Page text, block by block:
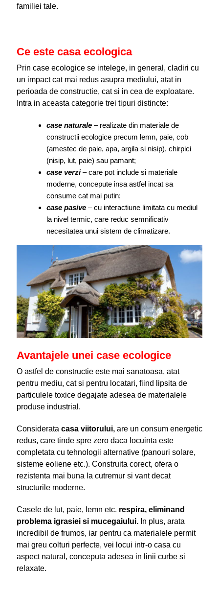
familiei tale.
Ce este casa ecologica
Prin case ecologice se intelege, in general, cladiri cu
un impact cat mai redus asupra mediului, atat in
perioada de constructie, cat si in cea de exploatare.
Intra in aceasta categorie trei tipuri distincte:
case naturale– realizate din materiale de
constructii ecologice precum lemn, paie, cob
(amestec de paie, apa, argila si nisip), chirpici
(nisip, lut, paie) sau pamant;
case verzi – care pot include si materiale
moderne, concepute insa astfel incat sa
consume cat mai putin;
case pasive – cu interactiune limitata cu mediul
la nivel termic, care reduc semnificativ
necesitatea unui sistem de climatizare.
Avantajele unei case ecologice
O astfel de constructie este mai sanatoasa, atat
pentru mediu, cat si pentru locatari, fiind lipsita de
particulele toxice degajate adesea de materialele
produse industrial.
Considerata casa viitorului,are un consum energetic
redus, care tinde spre zero daca locuinta este
completata cu tehnologii alternative (panouri solare,
sisteme eoliene etc.). Construita corect, ofera o
rezistenta mai buna la cutremur si vant decat
structurile moderne.
Casele de lut, paie, lemn etc. respira, eliminand
problema igrasiei si mucegaiului.In plus, arata
incredibil de frumos, iar pentru ca materialele permit
mai greu colturi perfecte, vei locui intr-o casa cu
aspect natural, conceputa adesea in linii curbe si
relaxate.